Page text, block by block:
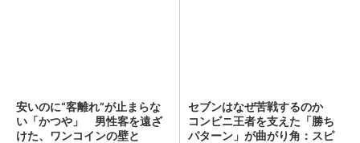
安いのに“客離れ”が止まらな
い「かつや」 男性客を遠ざ
けた、ワンコインの壁と
セブンはなぜ苦戦するのか
コンビニ王者を支えた「勝ち
パターン」が曲がり角：スピ